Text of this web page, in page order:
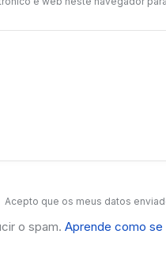
Acepto que os meus datos
o spam. Aprende como